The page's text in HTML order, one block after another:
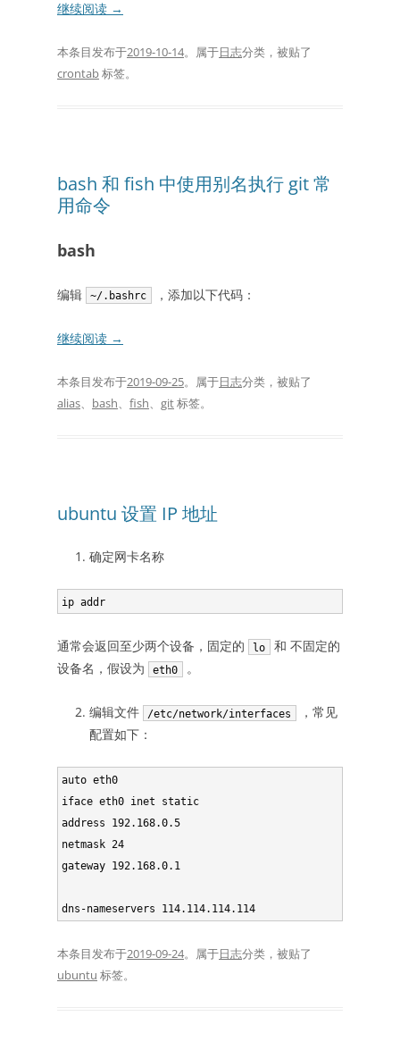
继续阅读 →
本条目发布于2019-10-14。属于日志分类，被贴了
crontab标签。
bash 和 fish 中使用别名执行 git 常
用命令
bash
编辑 ~/.bashrc ，添加以下代码：
继续阅读 →
本条目发布于2019-09-25。属于日志分类，被贴了
alias、 bash、 fish、 git标签。
ubuntu 设置 IP 地址
确定网卡名称
通常会返回至少两个设备，固定的 lo
和 不固定的
设备名，假设为
eth0 。
编辑文件 /etc/network/interfaces
，常见
配置如下：
auto eth0
iface eth0 inet static
address 192.168.0.5
netmask 24
gateway 192.168.0.1
本条目发布于2019-09-24。属于日志分类，被贴了
ubuntu 标签。